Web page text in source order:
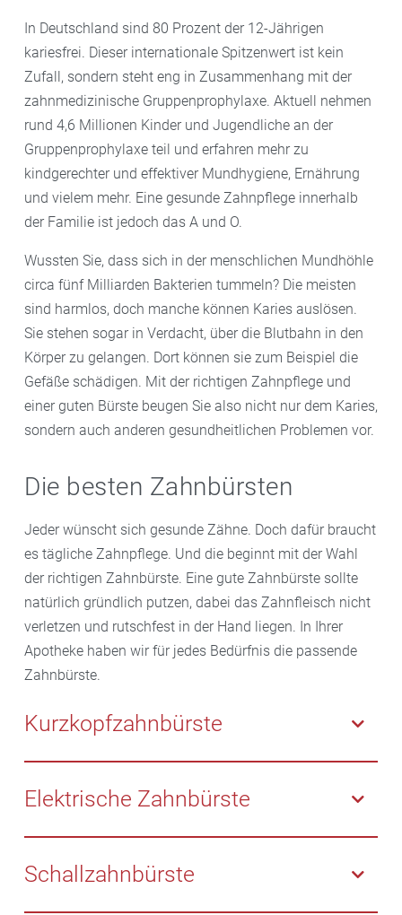
In Deutschland sind 80 Prozent der 12-Jährigen
kariesfrei. Dieser internationale Spitzenwert ist kein
Zufall, sondern steht eng in Zusammenhang mit der
zahnmedizinische Gruppenprophylaxe. Aktuell nehmen
rund 4,6 Millionen Kinder und Jugendliche an der
Gruppenprophylaxe teil und erfahren mehr zu
kindgerechter und effektiver Mundhygiene, Ernährung
und vielem mehr. Eine gesunde Zahnpflege innerhalb
der Familie ist jedoch das A und O.
Wussten Sie, dass sich in der menschlichen Mundhöhle
circa fünf Milliarden Bakterien tummeln? Die meisten
sind harmlos, doch manche können Karies auslösen.
Sie stehen sogar in Verdacht, über die Blutbahn in den
Körper zu gelangen. Dort können sie zum Beispiel die
Gefäße schädigen. Mit der richtigen Zahnpflege und
einer guten Bürste beugen Sie also nicht nur dem Karies,
sondern auch anderen gesundheitlichen Problemen vor.
Die besten Zahnbürsten
Jeder wünscht sich gesunde Zähne. Doch dafür braucht
es tägliche Zahnpflege. Und die beginnt mit der Wahl
der richtigen Zahnbürste. Eine gute Zahnbürste sollte
natürlich gründlich putzen, dabei das Zahnfleisch nicht
verletzen und rutschfest in der Hand liegen. In Ihrer
Apotheke haben wir für jedes Bedürfnis die passende
Zahnbürste.
Kurzkopfzahnbürste
Dank des verkürzten Kopfes und der kleinen Borsten
gelangt diese Zahnbürste auch an schwer zu
Pflegebedürftige ist sie ideal, wenn diese den Mund
nicht mehr so gut öffnen können. Auch für Personen,
Elektrische Zahnbürste
Elektrische Zahnbürsten bieten einen höheren
Komfort gegenüber herkömmlichen Modellen. Sie
Schallzahnbürste